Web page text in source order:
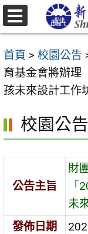
跳
至
要
內
容
首頁 > 校園公告
育基金會將辦理
孩未來設計工作
校園公告
公告主旨
財
未
發佈日期
選
單